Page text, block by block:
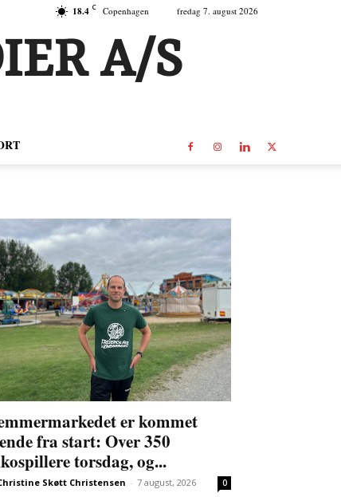
18.4 C Copenhagen fredag 7. august 2026
A/S
er kommet
fra start: Over 350
torsdag, og...
Skøtt Christensen - 7 august, 2026 0